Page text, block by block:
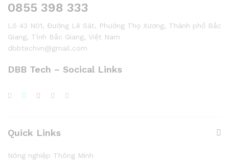
0855 398 333
Lô 43 N01, Đường Lê Sát, Phường Thọ Xương, Thành phố Bắc
Giang, Tỉnh Bắc Giang, Việt Nam
dbbtechvn@gmail.com
DBB Tech – Socical Links
Quick Links
Nông nghiệp Thông Minh